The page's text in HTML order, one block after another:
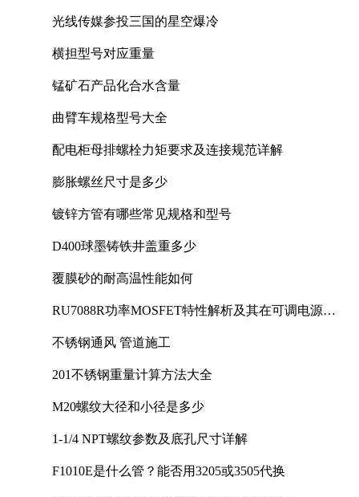
光线传媒参投三国的星空爆冷
横担型号对应重量
锰矿石产品化合水含量
曲臂车规格型号大全
配电柜母排螺栓力矩要求及连接规范详解
膨胀螺丝尺寸是多少
镀锌方管有哪些常见规格和型号
D400球墨铸铁井盖重多少
覆膜砂的耐高温性能如何
RU7088R功率MOSFET特性解析及其在可调电源设
不锈钢通风 管道施工
201不锈钢重量计算方法大全
M20螺纹大径和小径是多少
1-1/4 NPT螺纹参数及底孔尺寸详解
F1010E是什么管？能否用3205或3505代换